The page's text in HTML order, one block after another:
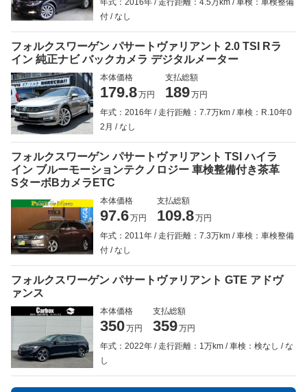
年式：2016年 走行距離：4.5万km
車検：車検整備
付
なし
フォルクスワーゲン パサートヴァリアント 2.0 TSI Rラ
イン 純正ナビ バックカメラ デジタルメーター
本体価格
179.8万円
支払総額
189万円
年式：2016年
走行距離：7.7万km
車検：R.10年0
2月
なし
フォルクスワーゲン パサートヴァリアント TSI ハイラ
イン ブルーモーションテクノロジー 車検整備付き茶革
SターボBカメラETC
本体価格
97.6万円
支払総額
109.8万円
年式：2011年
走行距離：7.3万km
車検：車検整備
付
なし
フォルクスワーゲン パサートヴァリアント GTE アドヴ
ァンス
本体価格
350万円
支払総額
359万円
年式：2022年
走行距離：1万km 車検：検なし
な
し